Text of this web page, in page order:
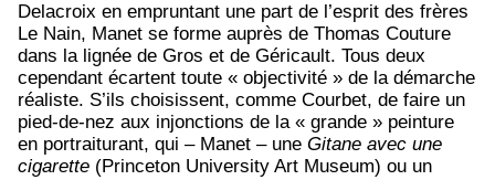
Delacroix en empruntant une part de l’esprit des frères
Le Nain, Manet se forme auprès de Thomas Couture
dans la lignée de Gros et de Géricault. Tous deux
cependant écartent toute « objectivité » de la démarche
réaliste. S’ils choisissent, comme Courbet, de faire un
pied-de-nez aux injonctions de la « grande » peinture
en portraiturant, qui – Manet – une Gitane avec une
cigarette (Princeton University Art Museum) ou un